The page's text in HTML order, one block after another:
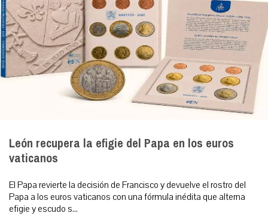
León recupera la efigie del Papa en los euros
vaticanos
El Papa revierte la decisión de Francisco y devuelve el rostro del
Papa a los euros vaticanos con una fórmula inédita que alterna
efigie y escudo s...